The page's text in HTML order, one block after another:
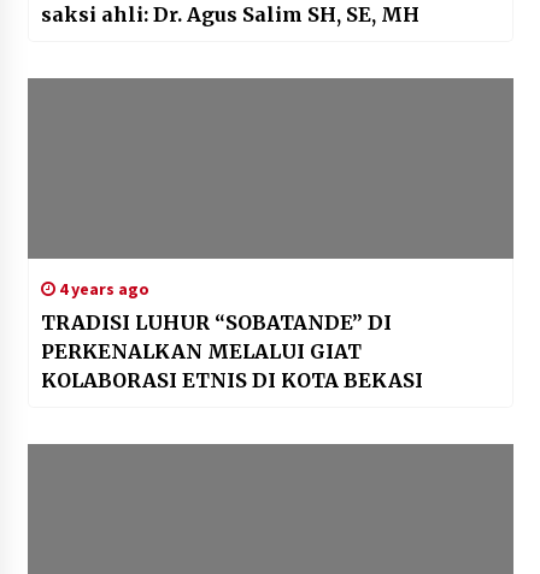
saksi ahli: Dr. Agus Salim SH, SE, MH
4 years ago
TRADISI LUHUR “SOBATANDE” DI
PERKENALKAN MELALUI GIAT
KOLABORASI ETNIS DI KOTA BEKASI